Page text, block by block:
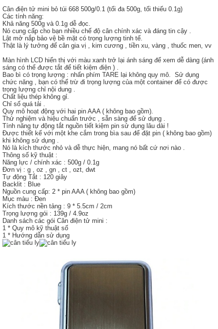
Cân điện tử mini bỏ túi 668 500g/0.1 (tối đa 500g, tối thiếu 0.1g)
Các tính năng:
Khả năng 500g và 0.1g dễ đọc.
Nó cung cấp cho bạn nhiều chế độ cân chính xác và đáng tin cậy .
Lật mở nắp bảo vệ bề mặt có trọng lượng tinh tế.
Thật là lý tưởng để cân gia vị , kim cương , tiền xu, vàng , thuốc men, vv
Màn hình LCD hiển thị với màu xanh trở lại ánh sáng để xem dễ dàng (ánh
sáng có thể được tắt để tiết kiệm điện ) .
Bao bì có trọng lượng : nhấn phím TARE lại không quy mô. Sử dụng
chức năng , bạn có thể trừ đi trọng lượng của một container để có được
trọng lượng chỉ nội dung .
Chất liệu thép không gỉ.
Chỉ số quá tải .
Quy mô hoạt động với hai pin AAA ( không bao gồm).
Thử nghiệm và hiệu chuẩn trước , sẵn sàng để sử dụng .
Tính năng tự động tắt nguồn tiết kiệm pin sử dụng lâu dài !
Được thiết kế với một khe cắm trong bìa sau để đặt pin ( không bao gồm)
khi không sử dụng .
Nó là kích thước nhỏ và dễ thực hiện, mang nó bất cứ nơi nào .
Thông số kỹ thuật :
Năng lực / chính xác : 500g / 0.1g
Đơn vị : g , oz , gn , ct , ozt, dwt
Tự động Tắt : 120 giây
Backlit : Blue
Nguồn cung cấp: 2 * pin AAA ( không bao gồm)
Mục màu : Đen
Kích thước nền tảng : 9 * 5.5cm / 2cm
Trọng lượng gói : 139g / 4.9oz
Danh sách các gói Cân điện tử mini :
1 * Quy mô kỹ thuật số
1 * Hướng dẫn sử dụng